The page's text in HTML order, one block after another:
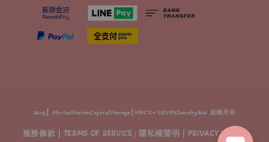
2015┃ MoritaSharonCrystalVintage┃MSCV.× SEVENJewelry&co 版權所有
服務條款 | TERMS OF SERVICE | 隱私權聲明 | PRIVACY POLICY